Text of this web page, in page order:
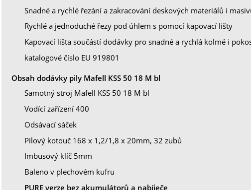
Snadné a rychlé řezání a zakracování deskových materiálů i
Rychlé a jednoduché řezy pod úhlem s pomocí kapovací lišty
Kapovací lišta součástí dodávky pro snadné a rychlá kolmé i
katalogové číslo EU 919801
Obsah dodávky pily Mafell KSS 50 18 M bl
Samotný stroj Mafell KSS 50 18 M bl
Vodící zařízení 400
Odsávací sáček
Pilový kotouč 168 x 1,2/1,8 x 20mm, 32 zubů
Imbusový klíč 5mm
Baleno v plechovém kufru
PURE verze bez akumulátorů a nabíječe